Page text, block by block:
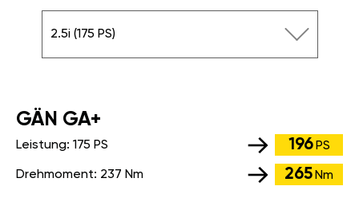
2.5i (175 PS)
GÄN GA+
Leistung: 175 PS 196 PS
Drehmoment: 237 Nm 265 Nm